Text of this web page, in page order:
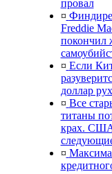
провал
¤
Freddie
покончил
¤ Если
доллар
¤ Все
титаны
крах.
¤